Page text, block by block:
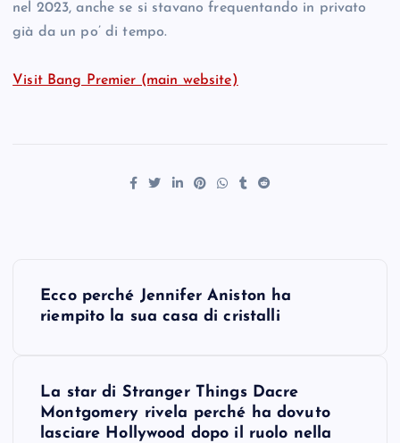
nel 2023, anche se si stavano frequentando in privato
già da un po’ di tempo.
Visit Bang Premier (main website)
Ecco perché Jennifer Aniston ha
riempito la sua casa di cristalli
La star di Stranger Things Dacre
Montgomery rivela perché ha dovuto
lasciare Hollywood dopo il ruolo nella